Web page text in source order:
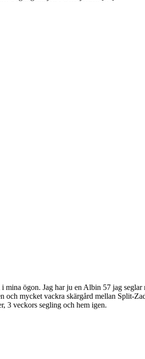
ögon. Jag har ju en Albin 57 jag
och mycket vackra skärgård mellan Split-
3 veckors segling och hem igen.